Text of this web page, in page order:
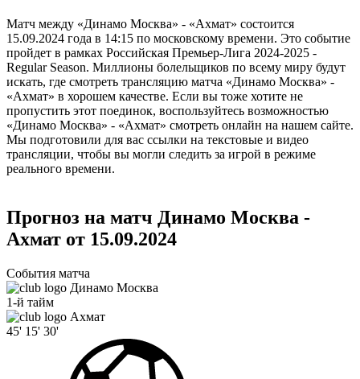
Матч между «Динамо Москва» - «Ахмат» состоится
15.09.2024 года в 14:15 по московскому времени. Это событие
пройдет в рамках Российская Премьер-Лига 2024-2025 -
Regular Season. Миллионы болельщиков по всему миру будут
искать, где смотреть трансляцию матча «Динамо Москва» -
«Ахмат» в хорошем качестве. Если вы тоже хотите не
пропустить этот поединок, воспользуйтесь возможностью
«Динамо Москва» - «Ахмат» смотреть онлайн на нашем сайте.
Мы подготовили для вас ссылки на текстовые и видео
трансляции, чтобы вы могли следить за игрой в режиме
реального времени.
Прогноз на матч Динамо Москва -
Ахмат от 15.09.2024
События матча
Динамо Москва
1-й тайм
Ахмат
45' 15' 30'